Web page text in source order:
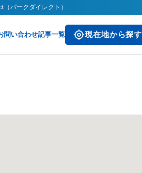
パークダイレクト）
問い合わせ記事一覧 現在地から探す